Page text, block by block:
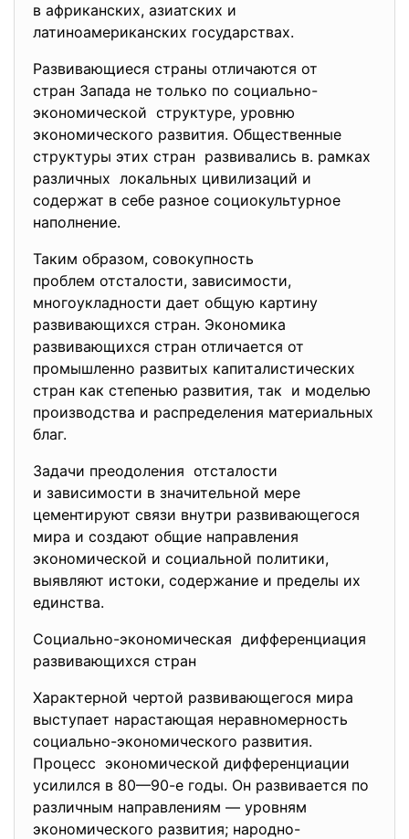
в африканских, азиатских и
латиноамериканских государствах.
Развивающиеся страны отличаются от
стран Запада не только по социально-
экономической структуре, уровню
экономического развития. Общественные
структуры этих стран развивались в. рамках
различных локальных цивилизаций и
содержат в себе разное социокультурное
наполнение.
Таким образом, совокупность
проблем отсталости, зависимости,
многоукладности дает общую картину
развивающихся стран. Экономика
развивающихся стран отличается от
промышленно развитых капиталистических
стран как степенью развития, так и моделью
производства и распределения материальных
благ.
Задачи преодоления отсталости
и зависимости в значительной мере
цементируют связи внутри развивающегося
мира и создают общие направления
экономической и социальной политики,
выявляют истоки, содержание и пределы их
единства.
Социально-экономическая дифференциация
развивающихся стран
Характерной чертой развивающегося мира
выступает нарастающая неравномерность
социально-экономического развития.
Процесс экономической дифференциации
усилился в 80—90-е годы. Он развивается по
различным направлениям — уровням
экономического развития; народно-